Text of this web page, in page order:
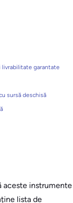
livrabilitate garantate
sursă deschisă
aceste instrumente
lista de